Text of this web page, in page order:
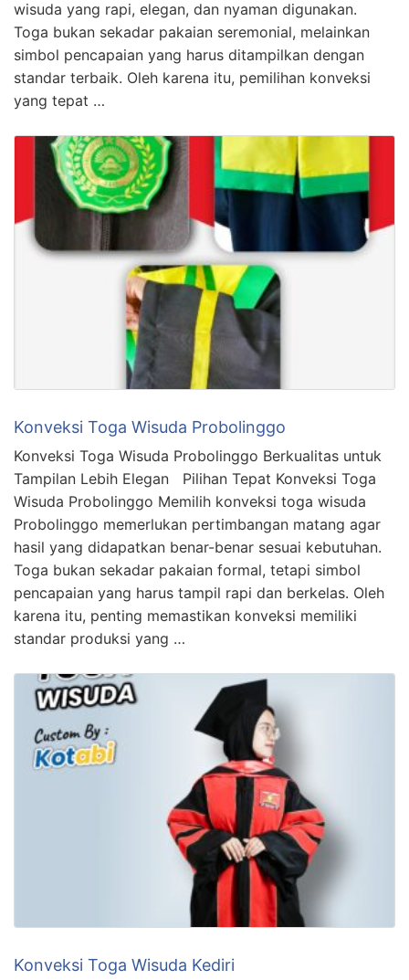
wisuda yang rapi, elegan, dan nyaman digunakan.
Toga bukan sekadar pakaian seremonial, melainkan
simbol pencapaian yang harus ditampilkan dengan
standar terbaik. Oleh karena itu, pemilihan konveksi
yang tepat …
Konveksi Toga Wisuda Probolinggo
Konveksi Toga Wisuda Probolinggo Berkualitas untuk
Tampilan Lebih Elegan Pilihan Tepat Konveksi Toga
Wisuda Probolinggo Memilih konveksi toga wisuda
Probolinggo memerlukan pertimbangan matang agar
hasil yang didapatkan benar-benar sesuai kebutuhan.
Toga bukan sekadar pakaian formal, tetapi simbol
pencapaian yang harus tampil rapi dan berkelas. Oleh
karena itu, penting memastikan konveksi memiliki
standar produksi yang …
Konveksi Toga Wisuda Kediri